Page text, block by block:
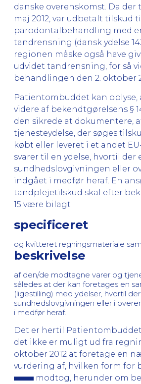
danske overenskomst. Da der
maj 2012, var udbetalt tilskud til
parodontalbehandling med
tandrensning (dansk ydelse
regionen måske også have
udvidet tandrensning, for så
behandlingen den 2. oktober
Patientombuddet kan oplyse,
videre af bekendtgørelsens §
den sikrede at dokumentere,
tjenesteydelse, der søges
købt eller leveret i et andet
svarer til en ydelse, hvortil der
sundhedslovgivningen eller
indgået i medfør heraf. En
tandplejetilskud skal efter
15 være bilagt
specificeret
og kvitteret regningsmateriale
beskrivelse
af den/de modtagne varer og
således at der kan foretages en
(ligestilling) med ydelser, hvortil
sundhedslovgivningen eller i
i medfør heraf.
Det er hertil
det ikke er muligt ud fra
oktober 2012 at foretage en
vurdering af, hvilken form for
modtog, herunder om